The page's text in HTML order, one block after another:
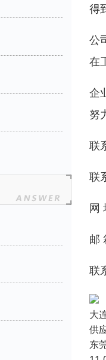
得
公
在
企
努
联
联
网
邮
联
大
供
东